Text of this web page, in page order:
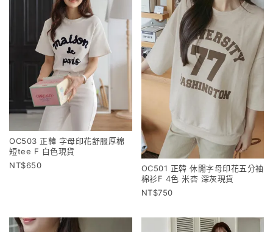
OC503 正韓 字母印花舒服厚棉
短tee F 白色現貨
650
OC501 正韓 休閒字母印花五分袖
棉衫F 4色 米杏 深灰現貨
750